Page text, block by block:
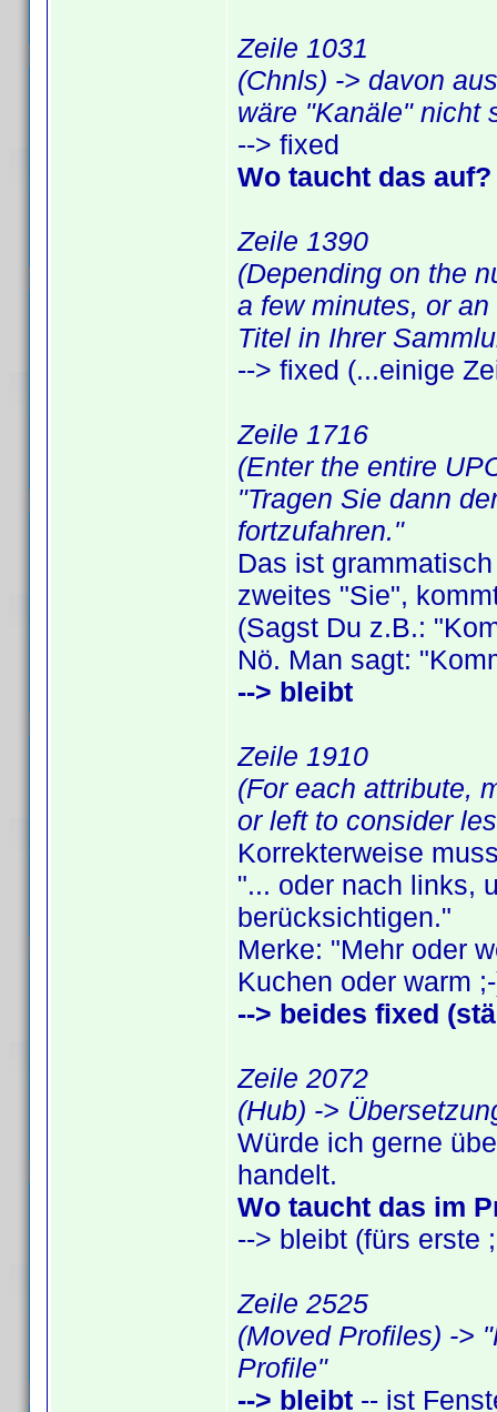
Zeile 1031
(Chnls) -> davon
wäre "Kanäle" nicht
--> fixed
Wo taucht das
Zeile 1390
(Depending on the
a few minutes, or
Titel in Ihrer
--> fixed (...einige
Zeile 1716
(Enter the entire
"Tragen Sie dann
fortzufahren."
Das ist
zweites "Sie",
(Sagst Du z.B.:
Nö. Man sagt:
--> bleibt
Zeile 1910
(For each attribute,
or left to consider
Korrekterweise
"... oder nach links,
berücksichtigen."
Merke: "Mehr oder
Kuchen oder warm
--> beides fixed
Zeile 2072
(Hub) ->
Würde ich gerne
handelt.
Wo taucht das im
--> bleibt (fürs erste
Zeile 2525
(Moved Profiles) ->
Profile"
--> bleibt -- ist